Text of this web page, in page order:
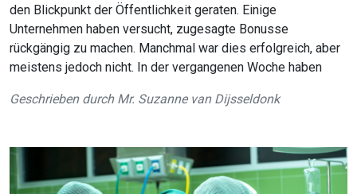
den Blickpunkt der Öffentlichkeit geraten. Einige
Unternehmen haben versucht, zugesagte Bonusse
rückgängig zu machen. Manchmal war dies erfolgreich, aber
meistens jedoch nicht. In der vergangenen Woche haben
Geschrieben durch Mr. Suzanne van Dijsseldonk